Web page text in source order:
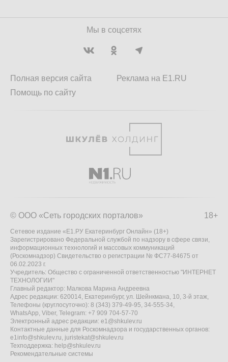
Мы в соцсетях
Полная версия сайта
Помощь по сайту
Реклама на E1.RU
18+
© ООО «Сеть городских порталов»
Сетевое издание «Е1.РУ Екатеринбург Онлайн» (18+)
Зарегистрировано Федеральной службой по надзору в сфере связи,
информационных технологий и массовых коммуникаций
(Роскомнадзор) Свидетельство о регистрации № ФС77-84675 от
06.02.2023 г.
Учредитель: Общество с ограниченной ответственностью "ИНТЕРНЕТ
ТЕХНОЛОГИИ"
Главный редактор: Малкова Марина Андреевна
Адрес редакции: 620014, Екатеринбург, ул. Шейнкмана, 10, 3-й этаж,
Телефоны (круглосуточно): 8 (343) 379-49-95, 34-555-34,
WhatsApp, Viber, Telegram: +7 909 704-57-70
Электронный адрес редакции: e1@shkulev.ru
Контактные данные для Роскомнадзора и государственных органов:
e1info@shkulev.ru, juristekat@shkulev.ru
Техподдержка: help@shkulev.ru
Рекомендательные системы